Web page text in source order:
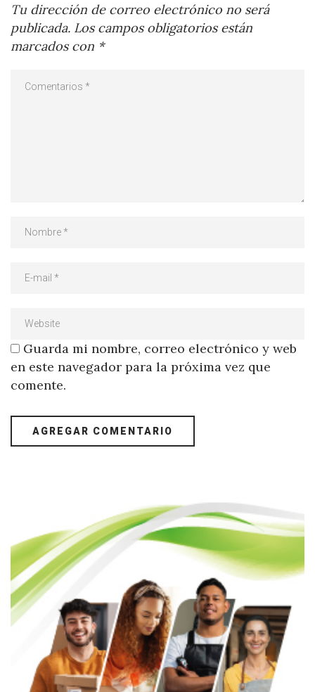
Tu dirección de correo electrónico no será
publicada. Los campos obligatorios están
marcados con *
Guarda mi nombre, correo electrónico y web
en este navegador para la próxima vez que
comente.